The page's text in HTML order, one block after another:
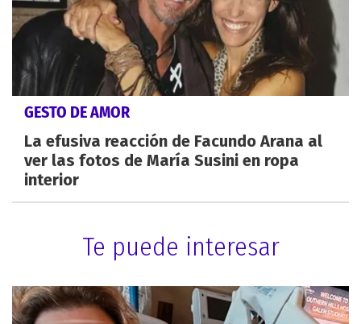
GESTO DE AMOR
La efusiva reacción de Facundo Arana al
ver las fotos de María Susini en ropa
interior
Te puede interesar